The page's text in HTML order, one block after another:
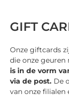
GIFT
Onze giftcards
die onze
is in de vorm
via de post. De
van onze filialen